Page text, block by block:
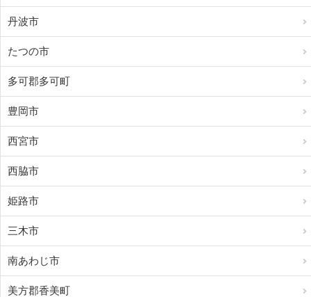
丹波市
たつの市
多可郡多可町
豊岡市
西宮市
西脇市
姫路市
三木市
南あわじ市
美方郡香美町